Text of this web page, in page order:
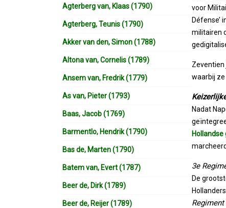
voor
Défense’
militairen
waarbij ze
Nadat
3e
De
Hollanders.
Agterberg van, Klaas (1790)
Agterberg, Teunis (1790)
Akker van den, Simon (1788)
Altona van, Cornelis (1789)
Ansem van, Fredrik (1779)
As van, Pieter (1793)
Baas, Jacob (1769)
Barmentlo, Hendrik (1790)
Bas de, Marten (1790)
Batem van, Evert (1787)
Beer de, Dirk (1789)
Beer de, Reijer (1789)